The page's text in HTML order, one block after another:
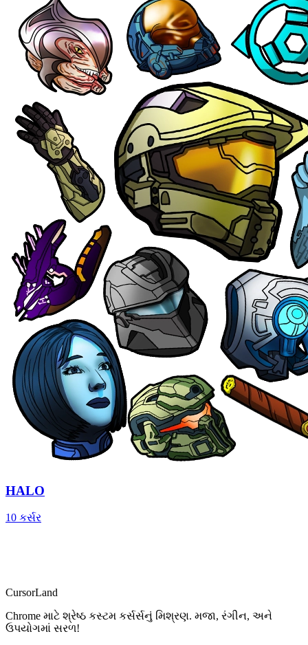
HALO
10 કર્સર
CursorLand
Chrome માટે શ્રેષ્ઠ કસ્ટમ કર્સર્સનું મિશ્રણ. મજા, રંગીન, અને
ઉપયોગમાં સરળ!